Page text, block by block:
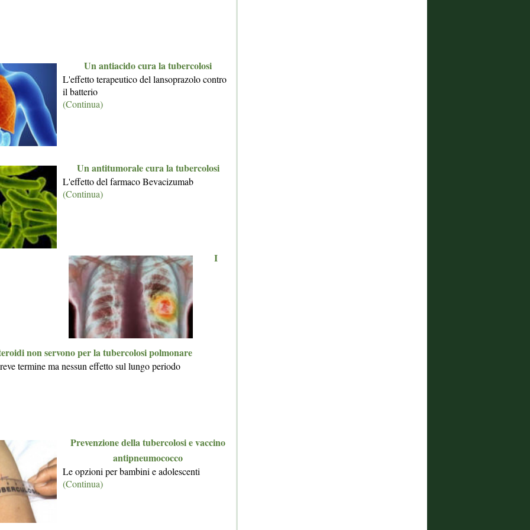
Un antiacido cura la tubercolosi
L'effetto terapeutico del lansoprazolo contro
il batterio
(Continua)
Un antitumorale cura la tubercolosi
L'effetto del farmaco Bevacizumab
(Continua)
I
non servono per la tubercolosi polmonare
termine ma nessun effetto sul lungo periodo
Prevenzione della tubercolosi e vaccino
antipneumococco
Le opzioni per bambini e adolescenti
(Continua)